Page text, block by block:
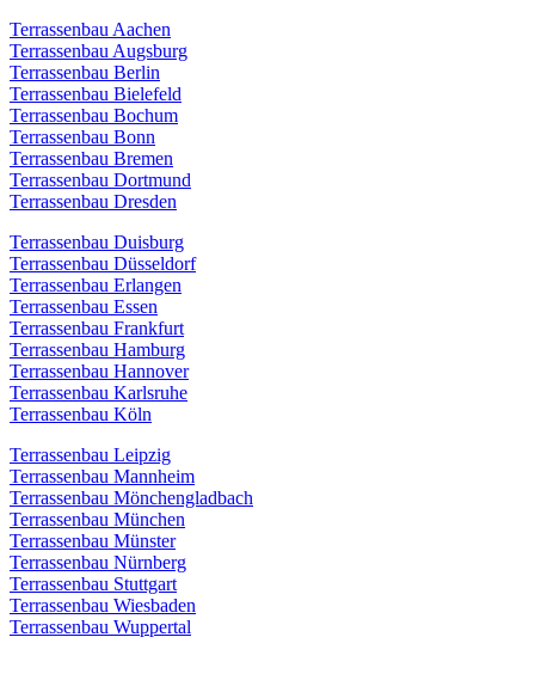
Terrassenbau Aachen
Terrassenbau Augsburg
Terrassenbau Berlin
Terrassenbau Bielefeld
Terrassenbau Bochum
Terrassenbau Bonn
Terrassenbau Bremen
Terrassenbau Dortmund
Terrassenbau Dresden
Terrassenbau Duisburg
Terrassenbau Düsseldorf
Terrassenbau Erlangen
Terrassenbau Essen
Terrassenbau Frankfurt
Terrassenbau Hamburg
Terrassenbau Hannover
Terrassenbau Karlsruhe
Terrassenbau Köln
Terrassenbau Leipzig
Terrassenbau Mannheim
Terrassenbau Mönchengladbach
Terrassenbau München
Terrassenbau Münster
Terrassenbau Nürnberg
Terrassenbau Stuttgart
Terrassenbau Wiesbaden
Terrassenbau Wuppertal